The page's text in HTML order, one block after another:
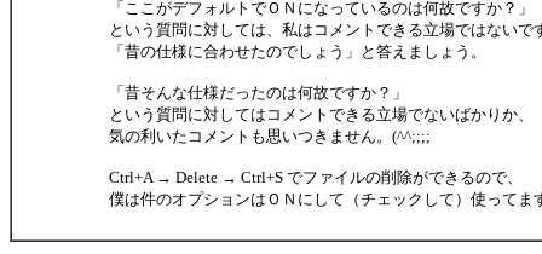
「ここがデフォルトでＯＮになっているのは何故ですか？」
という質問に対しては、私はコメントできる立場ではないで
「昔の仕様に合わせたのでしょう」と答えましょう。
「昔そんな仕様だったのは何故ですか？」
という質問に対してはコメントできる立場でないばかりか、
気の利いたコメントも思いつきません。(^^;;;;
Ctrl+A → Delete → Ctrl+S でファイルの削除ができるので、
僕は件のオプションはＯＮにして（チェックして）使ってま